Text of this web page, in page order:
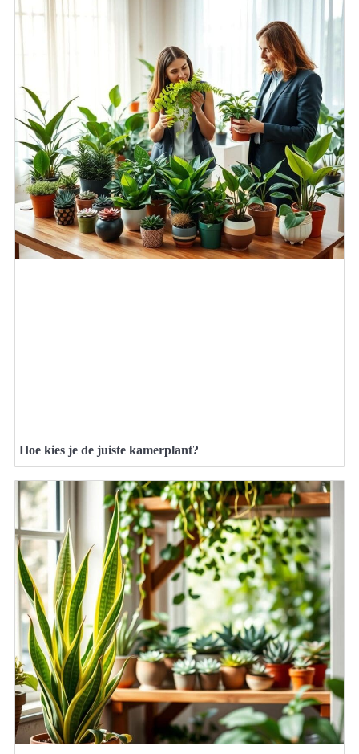
Hoe kies je de juiste kamerplant?